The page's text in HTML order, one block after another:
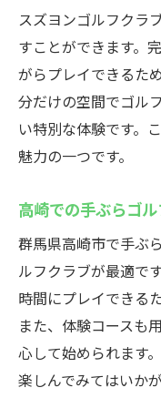
スズヨンゴルフクラ
すことができます。
がらプレイできるた
分だけの空間でゴル
い特別な体験です。
魅力の一つです。
高崎での手ぶらゴ
群馬県高崎市で手ぶ
ルフクラブが最適で
時間にプレイできる
また、体験コースも
心して始められます
楽しんでみてはいか